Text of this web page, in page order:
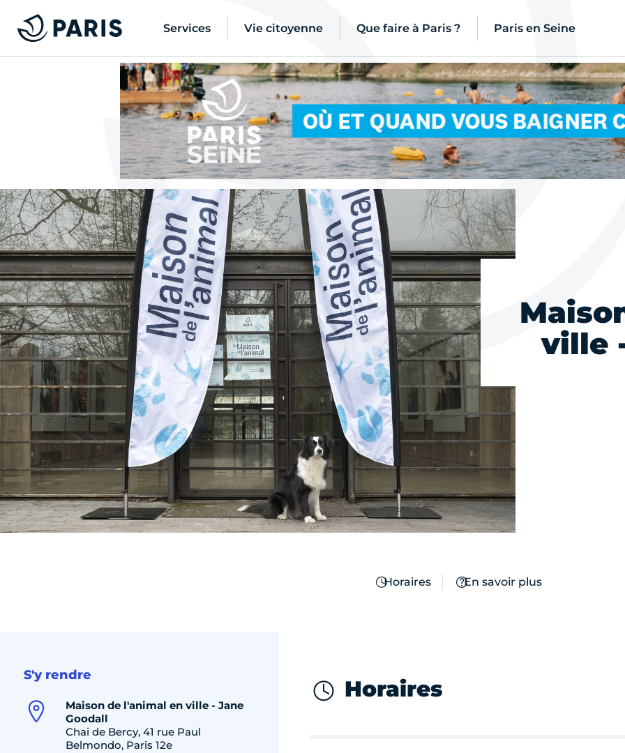
Services Vie citoyenne Que faire à Paris ? Paris en Seine
ville
Horaires En savoir plus
S'y rendre
Maison de l'animal en ville - Jane
Goodall
Chai de Bercy, 41 rue Paul
Belmondo, Paris 12e
Horaires